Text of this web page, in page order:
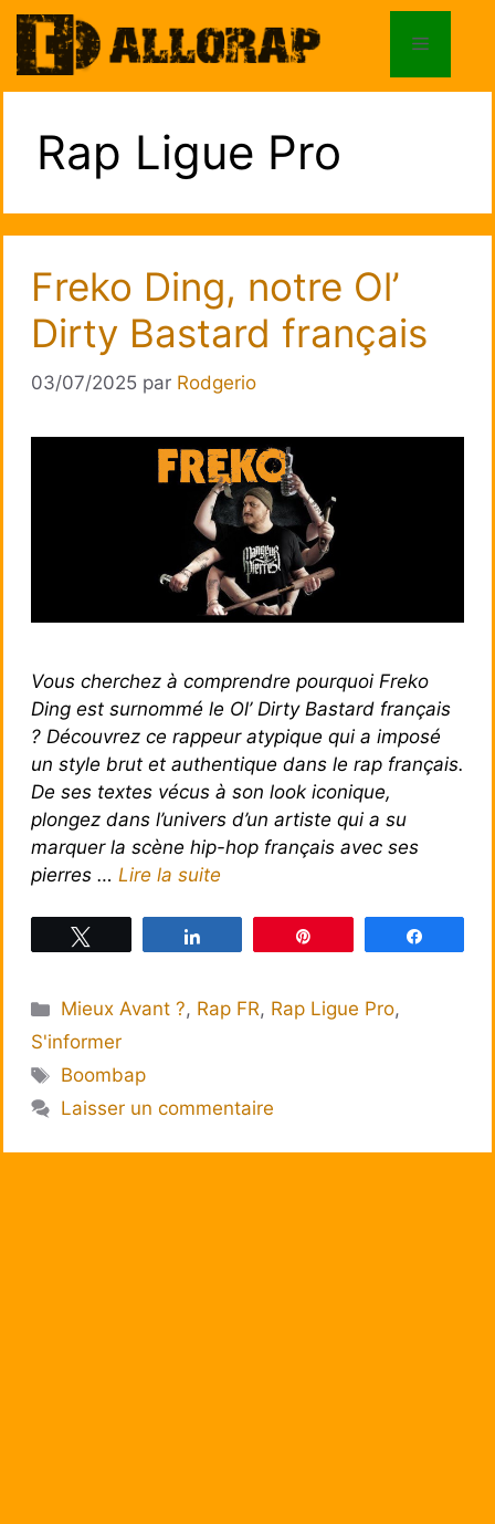
Aller
au
contenu
Menu
Rap Ligue Pro
Freko Ding, notre Ol’
Dirty Bastard français
03/07/2025 par Rodgerio
Vous cherchez à comprendre pourquoi Freko
Ding est surnommé le Ol’ Dirty Bastard français
? Découvrez ce rappeur atypique qui a imposé
un style brut et authentique dans le rap français.
De ses textes vécus à son look iconique,
plongez dans l’univers d’un artiste qui a su
marquer la scène hip-hop français avec ses
pierres … Lire la suite
Catégories
Mieux Avant ?, Rap FR, Rap Ligue Pro,
S'informer
Étiquettes
Boombap
Laisser un commentaire